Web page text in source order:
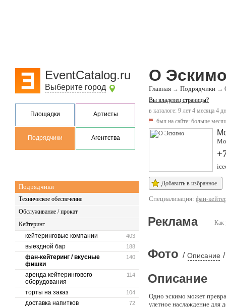
EventCatalog.ru
Выберите город
Площадки Артисты
Подрядчики Агентства
Подрядчики
Техническое обеспечение
Обслуживание / прокат
Кейтеринг
403
кейтеринговые компании
188
выездной бар
140
фан-кейтеринг / вкусные
фишки
114
аренда кейтерингового
оборудования
104
торты на заказ
72
доставка напитков
О
Главная → Подрядчики →
Вы владелец страницы?
в каталоге: 9 лет 4 месяца 4
был на сайте: больше
Добавить в избранное
Специализация: фан-
Как
Реклама
Фото / Описание /
Описание
Одно эскимо может
улетное наслаждение для